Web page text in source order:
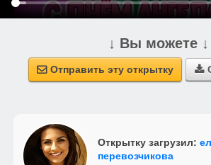
↓ Вы можете ↓
 Отправить эту открытку 
Открытку загрузил:
перевозчикова